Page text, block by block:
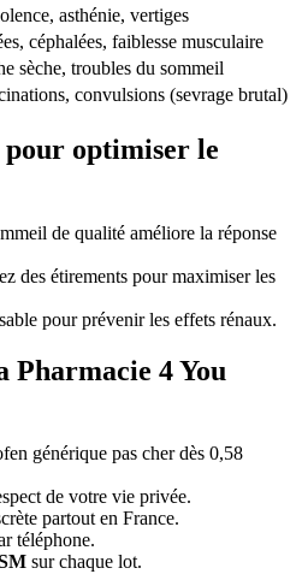
asthénie, vertiges
céphalées, faiblesse musculaire
sèche, troubles du sommeil
convulsions (sevrage brutal)
pour optimiser le
de qualité améliore la réponse
des étirements pour maximiser les
pour prévenir les effets rénaux.
Pharmacie 4 You
générique pas cher dès 0,58
de votre vie privée.
partout en France.
téléphone.
sur chaque lot.